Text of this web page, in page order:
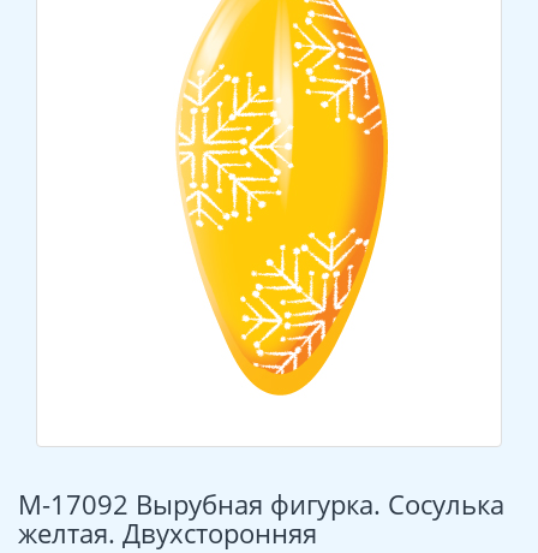
М-17092 Вырубная фигурка. Сосулька
желтая. Двухсторонняя